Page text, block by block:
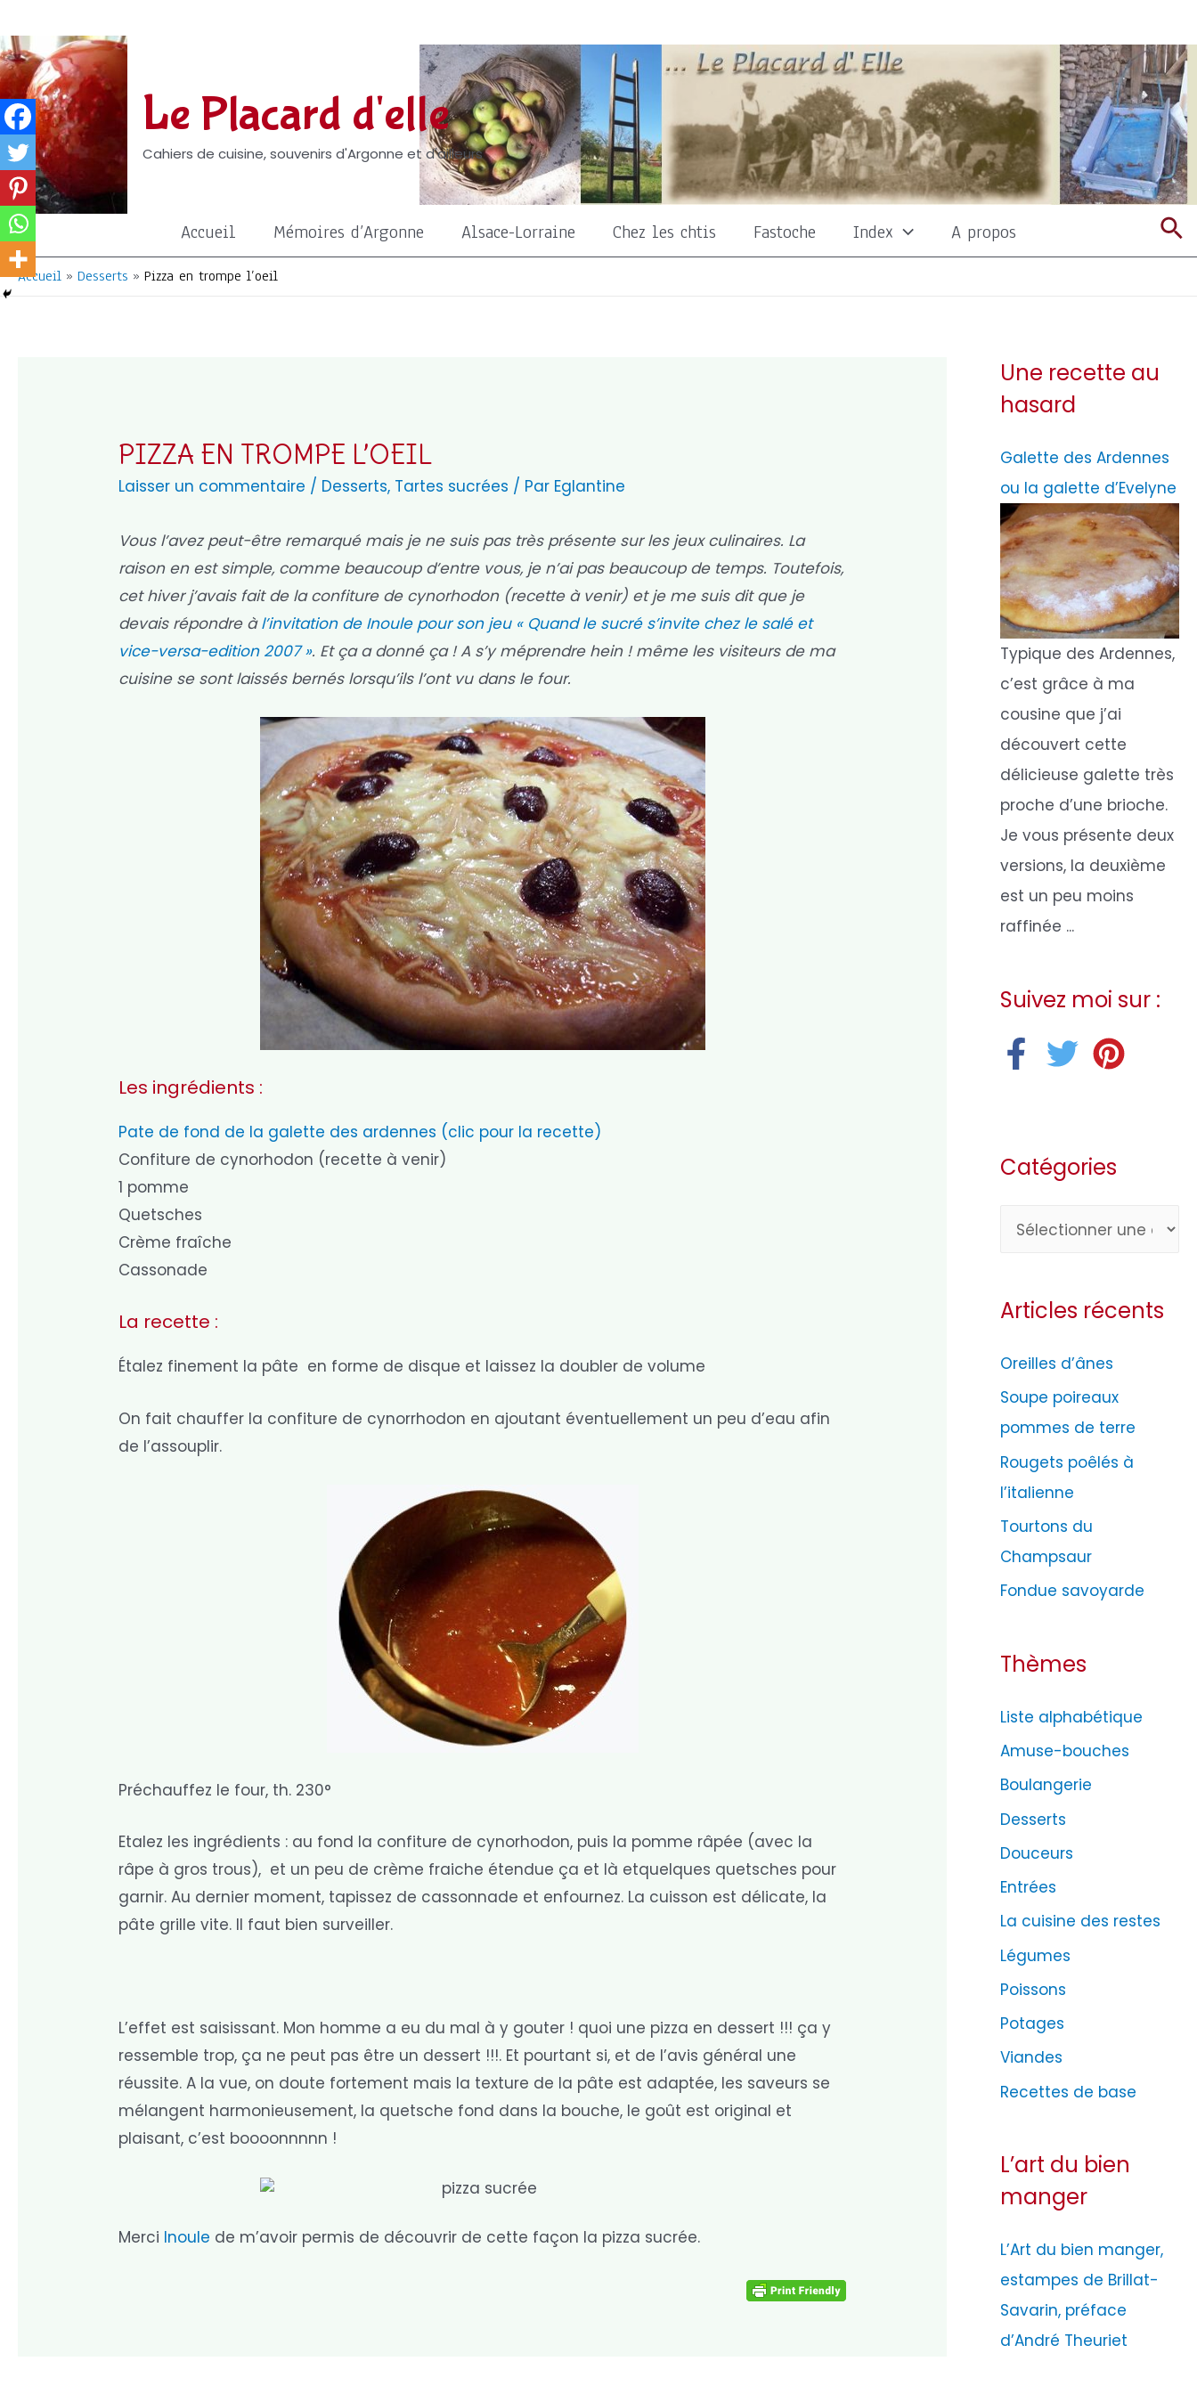
au
contenu
Le Placard d'elle
Cahiers de cuisine, souvenirs d'Argonne et d'ailleurs
Accueil Mémoires d’Argonne Alsace-Lorraine Chez les chtis Fastoche Index A propos
Accueil Desserts Pizza en trompe l’oeil
PIZZA EN TROMPE L’OEIL
Laisser un commentaire / Desserts, Tartes sucrées / Par Eglantine
Vous l’avez peut-être remarqué mais je ne suis pas très présente sur les jeux culinaires. La
raison en est simple, comme beaucoup d’entre vous, je n’ai pas beaucoup de temps. Toutefois,
cet hiver j’avais fait de la confiture de cynorhodon (recette à venir) et je me suis dit que je
devais répondre àl’invitation de Inoule pour son jeu « Quand le sucré s’invite chez le salé et
vice-versa-edition 2007 ». Et ça a donné ça ! A s’y méprendre hein ! même les visiteurs de ma
cuisine se sont laissés bernés lorsqu’ils l’ont vu dans le four.
Les ingrédients :
Pate de fond de la galette des ardennes (clic pour la recette)
Confiture de cynorhodon (recette à venir)
1 pomme
Quetsches
Crème fraîche
Cassonade
La recette :
Étalez finement la pâte en forme de disque et laissez la doubler de volume
On fait chauffer la confiture de cynorrhodon en ajoutant éventuellement un peu d’eau afin
de l’assouplir.
Préchauffez le four, th. 230°
Etalez les ingrédients : au fond la confiture de cynorhodon, puis la pomme râpée (avec la
râpe à gros trous), et un peu de crème fraiche étendue ça et là etquelques quetsches pour
garnir. Au dernier moment, tapissez de cassonnade et enfournez. La cuisson est délicate, la
pâte grille vite. Il faut bien surveiller.
L’effet est saisissant. Mon homme a eu du mal à y gouter ! quoi une pizza en dessert !!! ça y
ressemble trop, ça ne peut pas être un dessert !!!. Et pourtant si, et de l’avis général une
réussite. A la vue, on doute fortement mais la texture de la pâte est adaptée, les saveurs se
mélangent harmonieusement, la quetsche fond dans la bouche, le goût est original et
plaisant, c’est boooonnnnn !
Merci Inoule de m’avoir permis de découvrir de cette façon la pizza sucrée.
Une recette au
hasard
Galette des Ardennes
ou la galette d’Evelyne
Typique des Ardennes,
c’est grâce à ma
cousine que j’ai
découvert cette
délicieuse galette très
proche d’une brioche.
Je vous présente deux
versions, la deuxième
est un peu moins
raffinée ...
Suivez moi sur :
Catégories
é
o
r
i
e
s
Articles récents
Oreilles d’ânes
Soupe poireaux
pommes de terre
Rougets poêlés à
l’italienne
Tourtons du
Champsaur
Fondue savoyarde
Thèmes
Liste alphabétique
Amuse-bouches
Boulangerie
Desserts
Douceurs
Entrées
La cuisine des restes
Légumes
Poissons
Potages
Viandes
Recettes de base
L’art du bien
manger
L’Art du bien manger,
estampes de Brillat-
Savarin, préface
d’André Theuriet